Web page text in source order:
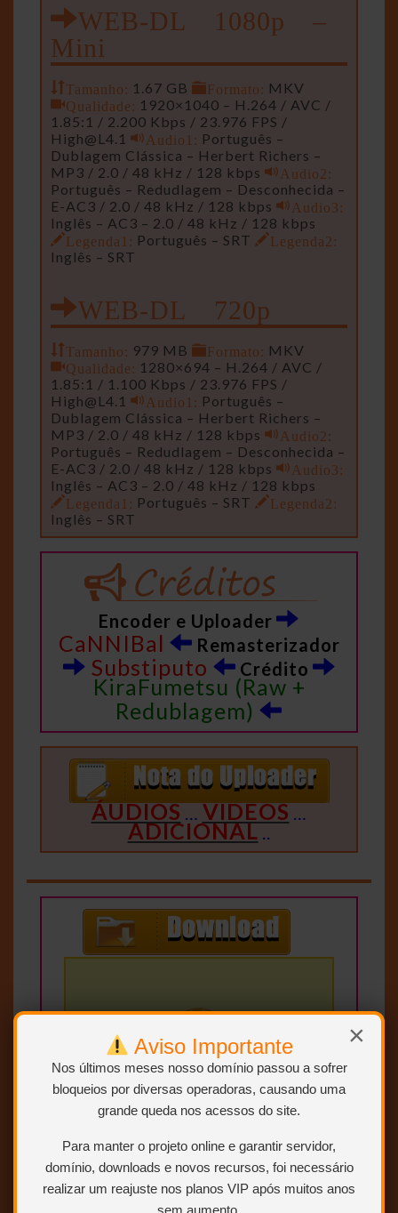
×
Aviso Importante
Nos últimos meses nosso domínio passou a sofrer
bloqueios por diversas operadoras, causando uma
grande queda nos acessos do site.
Para manter o projeto online e garantir servidor,
domínio, downloads e novos recursos, foi necessário
realizar um reajuste nos planos VIP após muitos anos
WEB-DL 1080p –
Mini
Tamanho: 1.67 GB Formato: MKV
Qualidade: 1920×1040 – H.264 / AVC /
1.85:1 / 2.200 Kbps / 23.976 FPS /
High@L4.1
Audio1: Português –
Dublagem Clássica – Herbert Richers –
MP3 / 2.0 / 48 kHz / 128 kbps
Audio2:
Português – Redudlagem – Desconhecida –
E-AC3 / 2.0 / 48 kHz / 128 kbps
Audio3:
Inglês – AC3 – 2.0 / 48 kHz / 128 kbps
Legenda1: Português – SRT
Legenda2:
Inglês – SRT
WEB-DL 720p
Tamanho: 979 MB Formato: MKV
Qualidade: 1280×694 – H.264 / AVC /
1.85:1 / 1.100 Kbps / 23.976 FPS /
High@L4.1
Audio1: Português –
Dublagem Clássica – Herbert Richers –
MP3 / 2.0 / 48 kHz / 128 kbps
Audio2:
Português – Redudlagem – Desconhecida –
E-AC3 / 2.0 / 48 kHz / 128 kbps
Audio3:
Inglês – AC3 – 2.0 / 48 kHz / 128 kbps
Legenda1: Português – SRT
Legenda2:
Inglês – SRT
Encoder e Uploader
CaNNIBal Remasterizador
Substiputo Crédito
KiraFumetsu (Raw +
Redublagem)
ÁUDIOS … VIDEOS …
ADICIONAL ..
SEM RAR, SEM LIMITE E
DIRETO.